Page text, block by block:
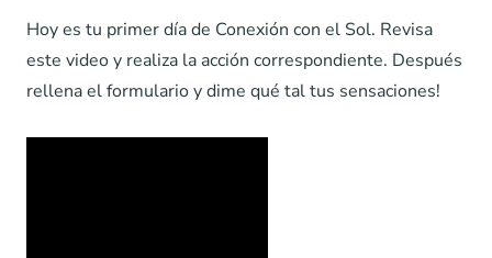
Hoy es tu primer día de Conexión con el Sol. Revisa
este video y realiza la acción correspondiente. Después
rellena el formulario y dime qué tal tus sensaciones!